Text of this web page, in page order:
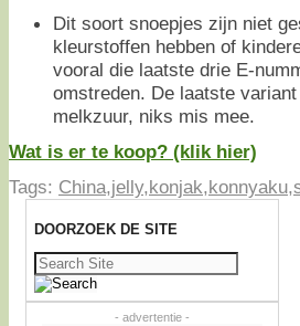
Dit soort snoepjes zijn niet
kleurstoffen hebben of
vooral die laatste drie E-
omstreden. De laatste
melkzuur, niks mis mee.
Wat is er te koop? (klik hier)
Tags: China,jelly,konjak,konnyaku,
DOORZOEK DE SITE
Zoeken
naar:
- advertentie -